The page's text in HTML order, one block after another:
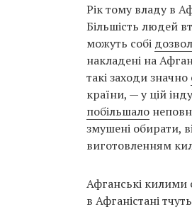
Рік тому владу в
Більшість людей
можуть собі
накладені на
такі заходи значно
країни, — у цій
побільшало
змушені обирати,
виготовленням
Афганські килими
в Афганістані